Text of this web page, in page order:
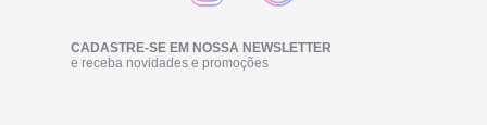
CADASTRE-SE EM NOSSA NEWSLETTER
e receba novidades e promoções